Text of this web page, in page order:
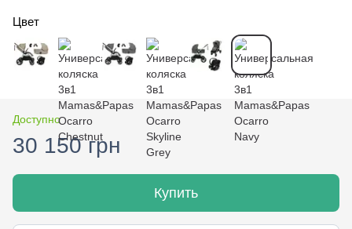
Цвет
Доступно
30 150 грн
Купить